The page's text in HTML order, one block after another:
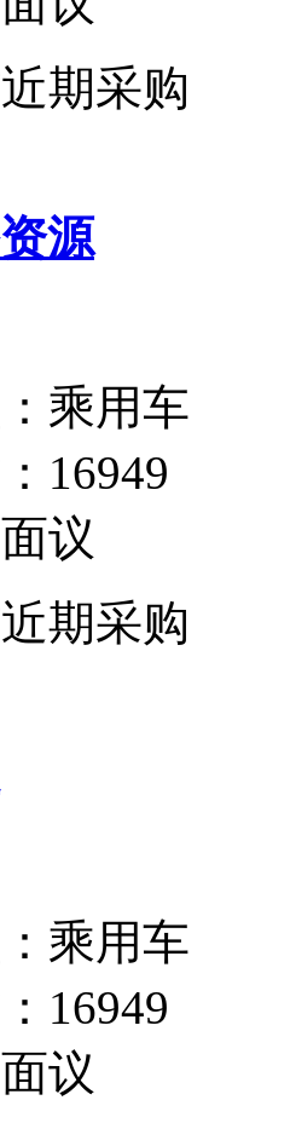
近期采购
源
乘用车
16949
面议
近期采购
乘用车
16949
面议